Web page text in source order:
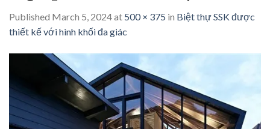
Published March 5, 2024at 500 × 375 in Biệt thự SSK được
thiết kế với hình khối đa giác